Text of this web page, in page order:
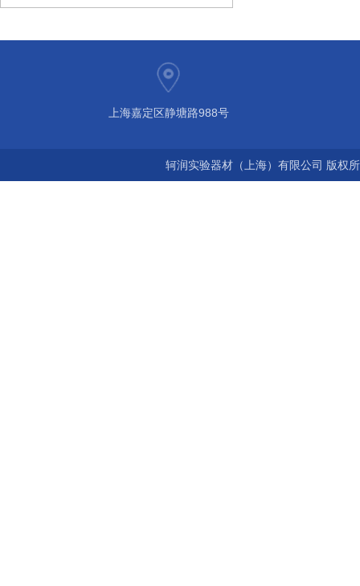
上海嘉定区静塘路988号
轲润实验器材（上海）有限公司 版权